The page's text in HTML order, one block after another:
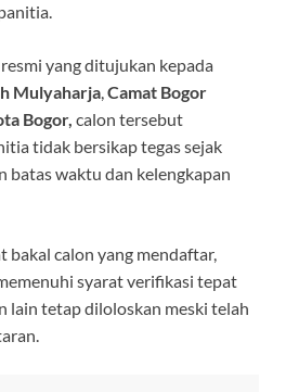
yang ditujukan kepada
Mulyaharja,Camat Bogor
Bogor, calon tersebut
tidak bersikap tegas sejak
batas waktu dan kelengkapan
bakal calon yang mendaftar,
syarat verifikasi tepat
lain tetap diloloskan meski telah